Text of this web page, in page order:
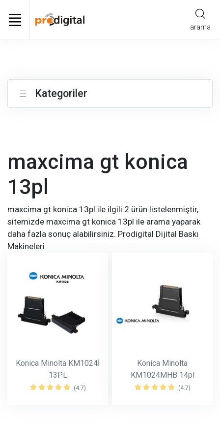
arama
Kategoriler
maxcima gt konica
13pl
maxcima gt konica 13pl ile ilgili 2 ürün listelenmiştir,
sitemizde maxcima gt konica 13pl ile arama yaparak
daha fazla sonuç alabilirsiniz. Prodigital Dijital Baskı
Makineleri
Konica Minolta KM1024İ
13PL
(4.7)
Konica Minolta
KM1024MHB 14pl
(4.7)